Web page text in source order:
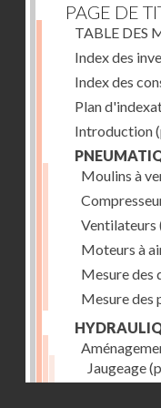
PAGE DE
TABLE DES
Index des
Index des
Plan
Introduction
Moulins à
Ventilateurs
Moteurs à
Mesure des
Mesure des
Jaugeage